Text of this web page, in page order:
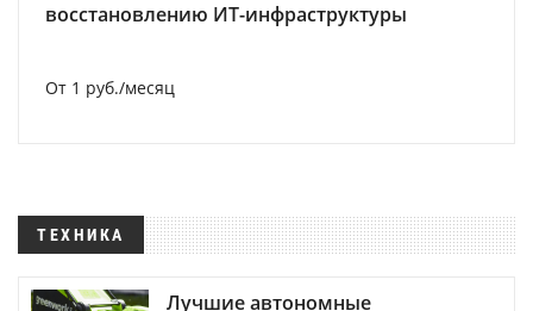
восстановлению ИТ-инфраструктуры
От 1 руб./месяц
ТЕХНИКА
Лучшие автономные